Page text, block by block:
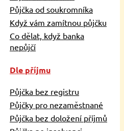
Půjčka od soukromníka
Když vám zamítnou půjčku
Co dělat, když banka
nepůjčí
Dle příjmu
Půjčka bez registru
Půjčky pro nezaměstnané
Půjčka bez doložení příjmů